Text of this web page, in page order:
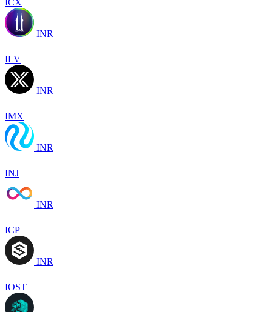
INR
ILV
INR
IMX
INR
INJ
INR
ICP
INR
IOST